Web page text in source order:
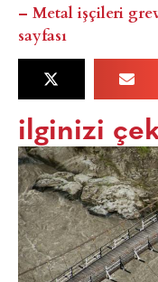
– Metal işçileri
sayfası
ilginizi